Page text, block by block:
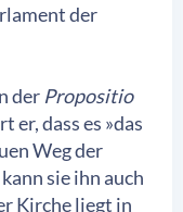
der
der Propositio
er, dass es »das
Weg der
sie ihn auch
Kirche liegt in